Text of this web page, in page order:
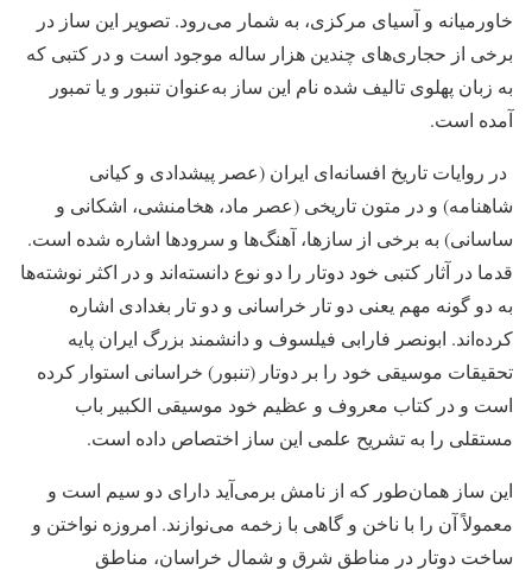
خاورمیانه و آسیای مرکزی، به شمار می‌رود. تصویر این ساز در
برخی از حجاری‌های چندین هزار ساله موجود است و در کتبی که
به زبان پهلوی تالیف شده نام این ساز به‌عنوان تنبور و یا تمبور
آمده است.
در روایات تاریخ افسانه‌ای ایران (عصر پیشدادی و کیانی
شاهنامه) و در متون تاریخی (عصر ماد، هخامنشی، اشکانی و
ساسانی) به برخی از سازها، آهنگ‌ها و سرودها اشاره شده است.
قدما در آثار کتبی خود دوتار را دو نوع دانسته‌اند و در اکثر نوشته‌ها
به دو گونه مهم یعنی دو تار خراسانی و دو تار بغدادی اشاره
کرده‌اند. ابونصر فارابی فیلسوف و دانشمند بزرگ ایران پایه
تحقیقات موسیقی خود را بر دوتار (تنبور) خراسانی استوار کرده
است و در کتاب معروف و عظیم خود موسیقی الکبیر باب
مستقلی را به تشریح علمی این ساز اختصاص داده است.
این ساز همان‌طور که از نامش برمی‌آید دارای دو سیم است و
معمولاً آن را با ناخن و گاهی با زخمه می‌نوازند. امروزه نواختن و
ساخت دوتار در مناطق شرق و شمال خراسان، مناطق